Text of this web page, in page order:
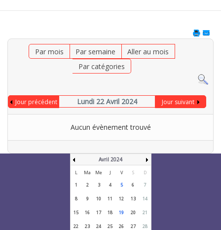
Par mois Par semaine
Aller au mois
Par catégories
Jour précédent Lundi 22 Avril 2024 Jour suivant
Aucun évènement trouvé
Avril 2024
L Ma Me J V S
D
1
2 3 4 5 6 7
8 9 10 11 12 13 14
15 16 17 18 19 20 21
22 23 24 25 26 27 28